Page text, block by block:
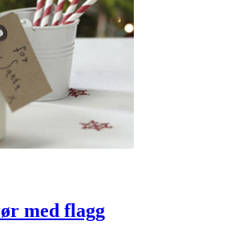
med flagg